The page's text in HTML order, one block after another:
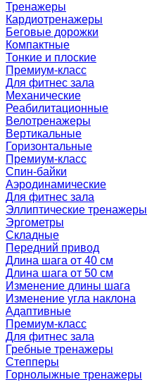
Тренажеры
Кардиотренажеры
Беговые дорожки
Компактные
Тонкие и плоские
Премиум-класс
Для фитнес зала
Механические
Реабилитационные
Велотренажеры
Вертикальные
Горизонтальные
Премиум-класс
Спин-байки
Аэродинамические
Для фитнес зала
Эллиптические тренажеры
Эргометры
Складные
Передний привод
Длина шага от 40 см
Длина шага от 50 см
Изменение длины шага
Изменение угла наклона
Адаптивные
Премиум-класс
Для фитнес зала
Гребные тренажеры
Степперы
Горнолыжные тренажеры